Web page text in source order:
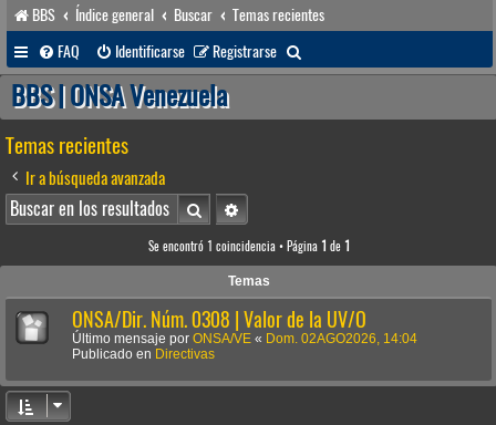
BBS Índice general Buscar
Temas recientes
FAQ
Identificarse Registrarse
u
BBS | ONSA Venezuela
Temas recientes
Ir a búsqueda avanzada
BuscarBúsqueda avanzada
Se encontró 1 coincidencia • Página 1 de 1
Temas
ONSA/Dir. Núm. 0308 | Valor de la UV/O
Último mensaje por ONSA/VE « Dom. 02AGO2026, 14:04
Publicado en Directivas